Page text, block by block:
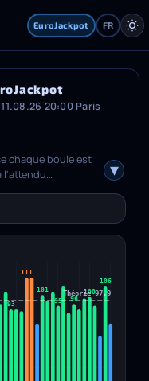
EuroJackpot FR
20:00 Paris
chaque boule est
l'attendu
en
de mode
vs ligne théorique)
tombent dans
frais, froid.
Si la loterie a des
en dessous.